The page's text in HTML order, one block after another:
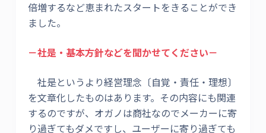
倍増するなど恵まれたスタートをきることができ
ました。
－社是・基本方針などを聞かせてください－
社是というより経営理念〔自覚・責任・理想〕
を文章化したものはあります。その内容にも関連
するのですが、オガノは商社なのでメーカーに寄
り過ぎてもダメですし、ユーザーに寄り過ぎても